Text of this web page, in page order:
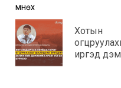
Post
navigation
Өмнөх
Хотын
иргэд